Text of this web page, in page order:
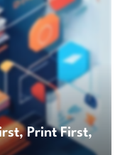
Print First,